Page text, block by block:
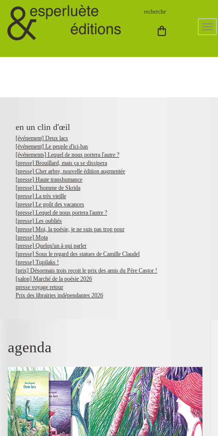
en un clin d'œil
[événement] Deux lacs
[événement] Le peuple d'ici-bas
[événements] Lequel de nous portera l'autre ?
[presse] Brouillard, mais ça se dissipera
[presse] Cher arbre, nouvelle édition augmentée
[presse] Haute transhumance
[presse] L'homme de Skrida
[presse] La très vieille
[presse] Le goût des vacances
[presse] Lequel de nous portera l'autre ?
[presse] Les oubliés
[presse] Moi, la poésie, je ne suis pas trop pour
[presse] Mota
[presse] Quelqu'un à qui parler
[presse] Sous le regard des statues de Camille Claudel
[presse] Tupilaks !
[prix] Désormais trois reçoit le prix des amis du Père Castor !
[salon] Marché de la poésie 2026
presse voyage retour
Prix des librairies indépendantes 2026
agenda